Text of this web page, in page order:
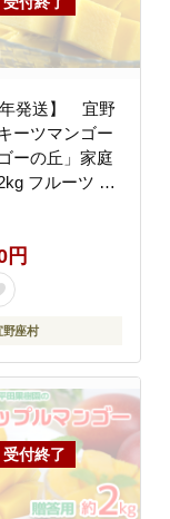
年発送】 宜野
ーツマンゴー
ーの丘」家庭
フルーツ 甘
い 希少 贈り
ン おすすめ
価 国産 沖縄
産地直送 送料
円
野座村